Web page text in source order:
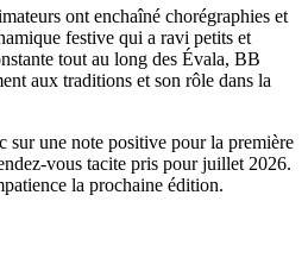
ont enchaîné chorégraphies et
festive qui a ravi petits et
tout au long des Évala, BB
aux traditions et son rôle dans la
sur une note positive pour la première
vous tacite pris pour juillet 2026.
la prochaine édition.